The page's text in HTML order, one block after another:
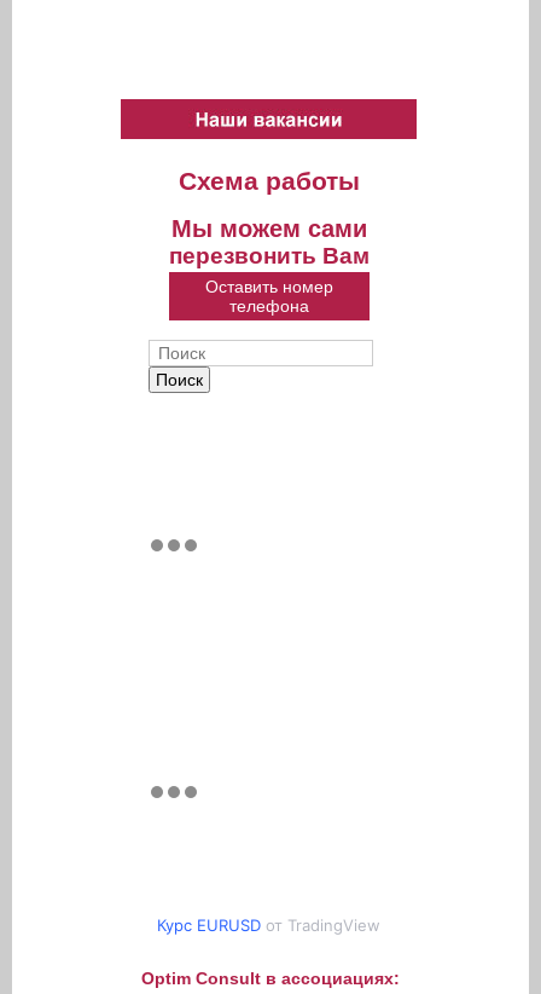
Схема работы
Мы можем сами
перезвонить Вам
Оставить номер
телефона
Форма поиска
Поиск
Курс EURUSD от TradingView
Optim Consult в ассоциациях: